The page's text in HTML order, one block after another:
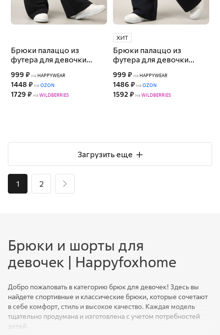
Брюки палаццо из
футера для девочки
999 ₽ на HAPPYWEAR
1448 ₽ наOZON
1729 ₽ наWILDBERRIES
ХИТ
Брюки палаццо из
футера для девочки
999 ₽ на HAPPYWEAR
1486 ₽ наOZON
1592 ₽ наWILDBERRIES
1 2
Загрузить еще
Брюки и шорты для
девочек | Happyfoxhome
Добро пожаловать в категорию брюк для девочек! Здесь вы
найдете спортивные и классические брюки, которые сочетают
в себе комфорт, стиль и высокое качество. Каждая модель
тщательно продумана и изготовлена с учетом потребностей
детей.